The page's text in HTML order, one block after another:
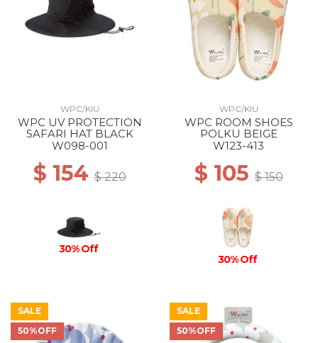
WPC/KIU
WPC UV PROTECTION
SAFARI HAT BLACK
W098-001
$ 154$ 220
30% Off
WPC/KIU
WPC ROOM SHOES
POLKU BEIGE
W123-413
$ 105$ 150
30% Off
SALE
50%OFF
SALE
50%OFF